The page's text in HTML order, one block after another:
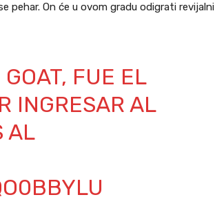
pehar. On će u ovom gradu odigrati revijalni
FUE EL
INGRESAR AL
AL